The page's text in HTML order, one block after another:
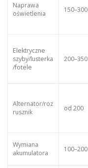
Naprawa
oświetlenia
150–300
Elektryczne
szyby/lusterka
/fotele
200–350
Alternator/roz
rusznik
od 200
Wymiana
akumulatora
100–200